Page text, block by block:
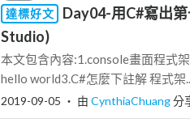
達標好文
Day04-用C#寫出
Studio)
本文包含內容:1.console畫面程式
hello world3.C#怎麼下註解 程式架
2019-09-05 ‧ 由 CynthiaChuang分